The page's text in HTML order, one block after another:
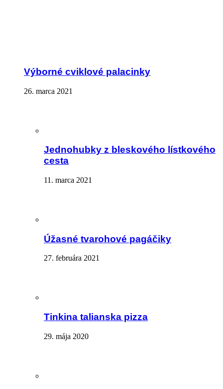
Výborné cviklové palacinky
26. marca 2021
Jednohubky z bleskového lístkového
cesta
11. marca 2021
Úžasné tvarohové pagáčiky
27. februára 2021
Tinkina talianska pizza
29. mája 2020